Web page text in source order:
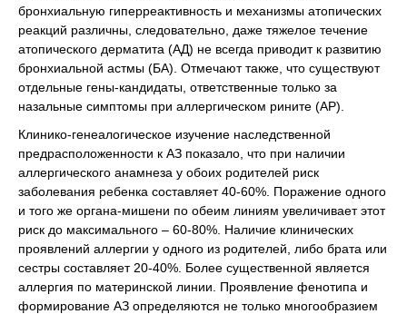
бронхиальную гиперреактивность и механизмы атопических
реакций различны, следовательно, даже тяжелое течение
атопического дерматита (АД) не всегда приводит к развитию
бронхиальной астмы (БА). Отмечают также, что существуют
отдельные гены-кандидаты, ответственные только за
назальные симптомы при аллергическом рините (АР).
Клинико-генеалогическое изучение наследственной
предрасположенности к АЗ показало, что при наличии
аллергического анамнеза у обоих родителей риск
заболевания ребенка составляет 40-60%. Поражение одного
и того же органа-мишени по обеим линиям увеличивает этот
риск до максимального – 60-80%. Наличие клинических
проявлений аллергии у одного из родителей, либо брата или
сестры составляет 20-40%. Более существенной является
аллергия по материнской линии. Проявление фенотипа и
формирование АЗ определяются не только многообразием